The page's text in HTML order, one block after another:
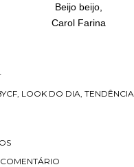
Beijo beijo,
Carol Farina
LOOK DO DIA TENDÊNCIA